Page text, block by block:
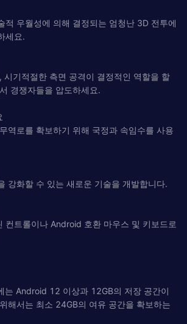
적 우월성에 의해 결정되는 엄청난 3D 전투에
세요.
시기적절한 측면 공격이 결정적인 역할을 할
경쟁자들을 압도하세요.
역로를 확보하기 위해 국정과 속임수를 사용
강화할 수 있는 새로운 기술을 개발합니다.
컨트롤이나 Android 호환 마우스 및 키보드로
는 Android 12 이상과 12GB의 저장 공간이
해서는 최소 24GB의 여유 공간을 확보하는